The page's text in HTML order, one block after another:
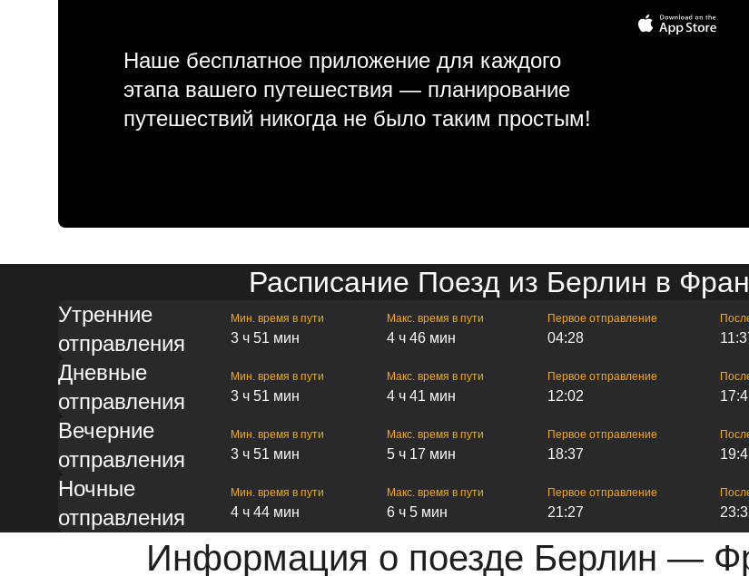
Наше бесплатное приложение для каждого
этапа вашего путешествия — планирование
путешествий никогда не было таким простым!
Расписание Поезд из Берлин в
Утренние
отправления
Мин. время в пути
3 ч 51 мин
Макс. время в пути
4 ч 46 мин
Первое отправление
04:28
Дневные
отправления
Мин. время в пути
3 ч 51 мин
Макс. время в пути
4 ч 41 мин
Первое отправление
12:02
Вечерние
отправления
Мин. время в пути
3 ч 51 мин
Макс. время в пути
5 ч 17 мин
Первое отправление
18:37
Ночные
отправления
Мин. время в пути
4 ч 44 мин
Макс. время в пути
6 ч 5 мин
Первое отправление
21:27
Информация о поезде Берлин —